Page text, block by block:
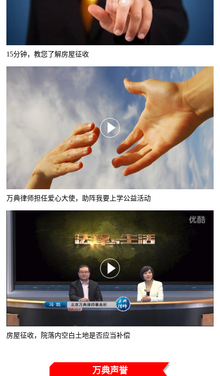
15分钟，教您了解房屋征收
万典律师担任爱心大使，助阵我要上学公益活动
房屋征收，院落内空白土地是否应当补偿
万典声誉